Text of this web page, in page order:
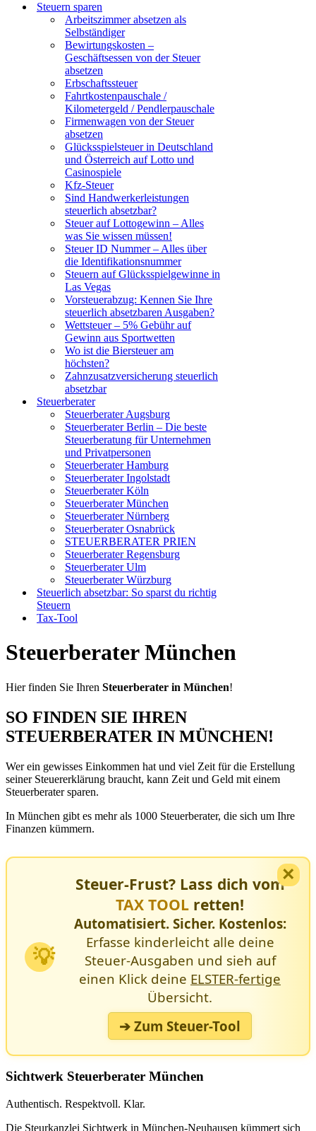
Steuern sparen
Arbeitszimmer absetzen als
Selbständiger
Bewirtungskosten –
Geschäftsessen von der Steuer
absetzen
Erbschaftssteuer
Fahrtkostenpauschale /
Kilometergeld / Pendlerpauschale
Firmenwagen von der Steuer
absetzen
Glücksspielsteuer in Deutschland
und Österreich auf Lotto und
Casinospiele
Kfz-Steuer
Sind Handwerkerleistungen
steuerlich absetzbar?
Steuer auf Lottogewinn – Alles
was Sie wissen müssen!
Steuer ID Nummer – Alles über
die Identifikationsnummer
Steuern auf Glücksspielgewinne in
Las Vegas
Vorsteuerabzug: Kennen Sie Ihre
steuerlich absetzbaren Ausgaben?
Wettsteuer – 5% Gebühr auf
Gewinn aus Sportwetten
Wo ist die Biersteuer am
höchsten?
Zahnzusatzversicherung steuerlich
absetzbar
Steuerberater
Steuerberater Augsburg
Steuerberater Berlin – Die beste
Steuerberatung für Unternehmen
und Privatpersonen
Steuerberater Hamburg
Steuerberater Ingolstadt
Steuerberater Köln
Steuerberater München
Steuerberater Nürnberg
Steuerberater Osnabrück
STEUERBERATER PRIEN
Steuerberater Regensburg
Steuerberater Ulm
Steuerberater Würzburg
Steuerlich absetzbar: So sparst du richtig
Steuern
Tax-Tool
Steuerberater München
Hier finden Sie Ihren Steuerberater in München!
SO FINDEN SIE IHREN
STEUERBERATER IN MÜNCHEN!
Wer ein gewisses Einkommen hat und viel Zeit für die Erstellung
seiner Steuererklärung braucht, kann Zeit und Geld mit einem
Steuerberater sparen.
In München gibt es mehr als 1000 Steuerberater, die sich um Ihre
Finanzen kümmern.
💡
Steuer-Frust? Lass dich vom
TAX TOOL retten!
Automatisiert. Sicher. Kostenlos:
Erfasse kinderleicht alle deine
Steuer-Ausgaben und sieh auf
einen Klick deine ELSTER-fertige
Übersicht.
➔ Zum Steuer-Tool
×
Sichtwerk Steuerberater München
Authentisch. Respektvoll. Klar.
Die Steurkanzlei Sichtwerk in München-Neuhausen kümmert sich